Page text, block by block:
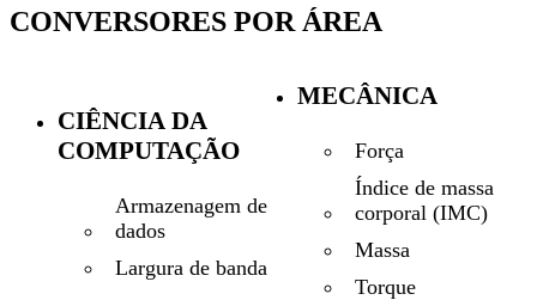
CONVERSORES POR ÁREA
CIÊNCIA DA
COMPUTAÇÃO
Armazenagem de
dados
Largura de banda
MECÂNICA
Força
Índice de massa
corporal (IMC)
Massa
Torque